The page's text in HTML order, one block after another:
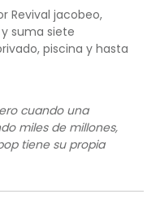
Revival jacobeo,
suma siete
piscina y hasta
cuando una
miles de millones,
tiene su propia